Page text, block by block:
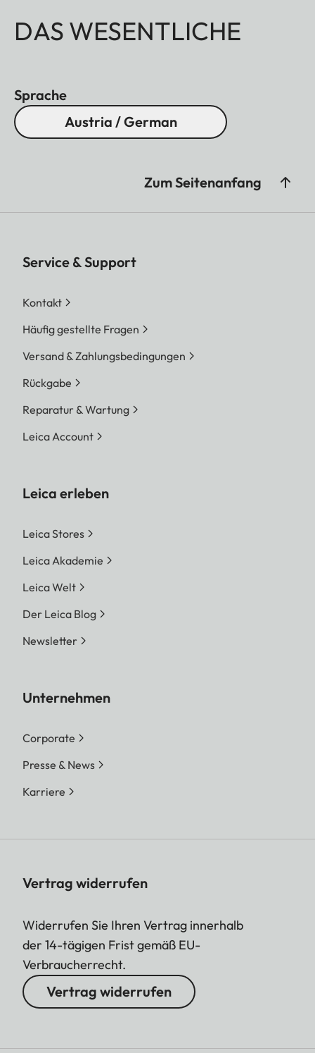
DAS WESENTLICHE
Sprache
Austria / German
Zum Seitenanfang
Service & Support
Kontakt
Häufig gestellte Fragen
Versand & Zahlungsbedingungen
Rückgabe
Reparatur & Wartung
Leica Account
Leica erleben
Leica Stores
Leica Akademie
Leica Welt
Der Leica Blog
Newsletter
Unternehmen
Corporate
Presse & News
Karriere
Vertrag widerrufen
Widerrufen Sie Ihren Vertrag innerhalb
der 14-tägigen Frist gemäß EU-
Verbraucherrecht.
Vertrag widerrufen